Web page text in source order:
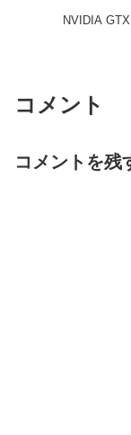
NVIDIA
コメント
コメントを残